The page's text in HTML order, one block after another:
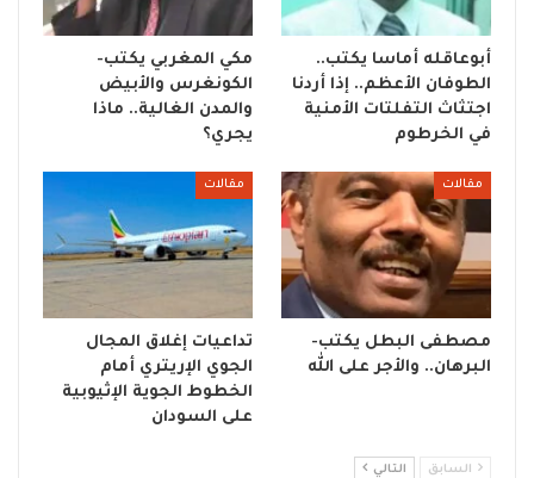
أبوعاقله أماسا يكتب..
الطوفان الأعظم.. إذا أردنا
اجتثاث التفلتات الأمنية
في الخرطوم
مكي المغربي يكتب-
الكونغرس والأبيض
والمدن الغالية.. ماذا
يجري؟
مقالات
مصطفى البطل يكتب-
البرهان.. والأجر على الله
مقالات
تداعيات إغلاق المجال
الجوي الإريتري أمام
الخطوط الجوية الإثيوبية
على السودان
السابق التالي